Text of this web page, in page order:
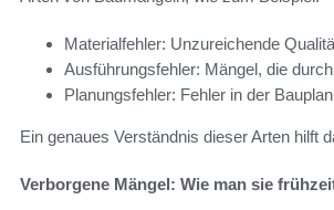
Materialfehler: Unzureichende
Ausführungsfehler: Mängel, die
Planungsfehler: Fehler in der
Ein genaues Verständnis dieser Arten hilft
Verborgene Mängel: Wie man sie